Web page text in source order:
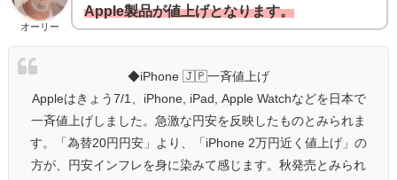
オーリー
Apple製品が値上げとなります。
◆iPhone 🇯🇵一斉値上げ
Appleはきょう7/1、iPhone, iPad, Apple Watchなどを日本で
一斉値上げしました。急激な円安を反映したものとみられま
す。「為替20円円安」より、「iPhone 2万円近く値上げ」の
方が、円安インフレを身に染みて感じます。秋発売とみられ